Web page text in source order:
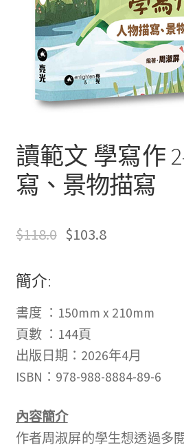
海外訂購書籍
登入
讀範文 學寫作
寫、景物描寫
$118.0 $103.8
簡介:
書度 ：150mm x 210mm
頁數 ：144頁
出版日期：2026年4月
ISBN：978-988-8884-89-6
內容簡介
作者周淑屏的學生想透過多